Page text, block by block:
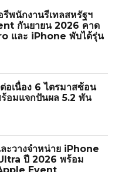
รีพนักงานรีเทลสหรัฐฯ
กันยายน 2026 คาด
และ iPhone พับได้รุ่น
อเนื่อง 6 ไตรมาสซ้อน
อมแจกปันผล 5.2 พัน
ะวางจำหน่าย iPhone
ปี 2026 พร้อม
Event